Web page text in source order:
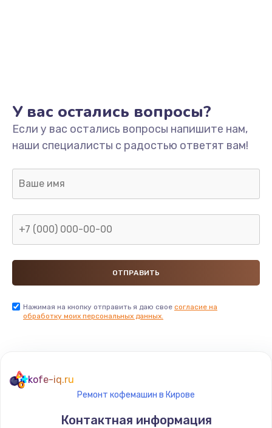
У вас остались вопросы?
Если у вас остались вопросы напишите нам,
наши специалисты с радостью ответят вам!
Нажимая на кнопку отправить я даю свое согласие на
обработку моих персональных данных.
kofe-iq.ru
Ремонт кофемашин в Кирове
Контактная информация